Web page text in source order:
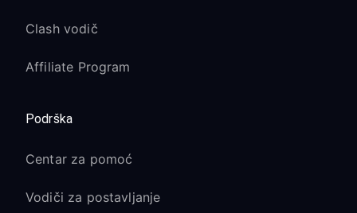
Clash vodič
Affiliate Program
Podrška
Centar za pomoć
Vodiči za postavljanje